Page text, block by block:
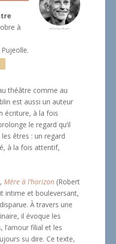
à
théâtre comme au
est aussi un auteur
écriture, à la fois
le regard qu’il
êtres : un regard
à la fois attentif,
Mère à l’horizon (Robert
intime et bouleversant,
À travers une
il évoque les
l’amour filial et les
su dire. Ce texte,